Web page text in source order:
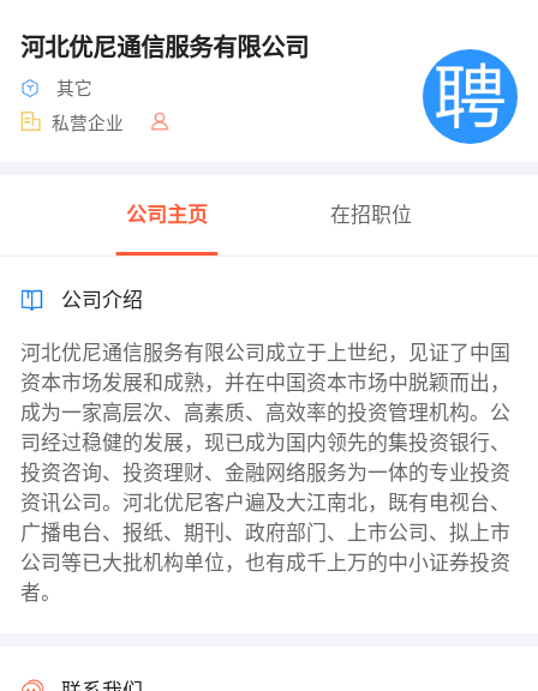
河北优尼通信服务有限公司
其它
私营企业
公司主页 在招职位
公司介绍
河北优尼通信服务有限公司成立于上世纪，见证了中国
资本市场发展和成熟，并在中国资本市场中脱颖而出，
成为一家高层次、高素质、高效率的投资管理机构。公
司经过稳健的发展，现已成为国内领先的集投资银行、
投资咨询、投资理财、金融网络服务为一体的专业投资
资讯公司。河北优尼客户遍及大江南北，既有电视台、
广播电台、报纸、期刊、政府部门、上市公司、拟上市
公司等已大批机构单位，也有成千上万的中小证券投资
者。